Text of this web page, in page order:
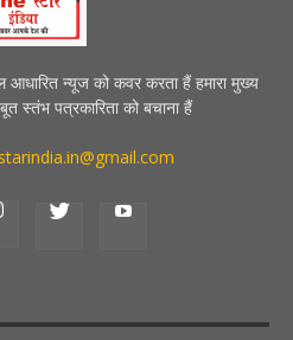
आधारित न्यूज को कवर करता हैं हमारा मुख्य
पत्रकारिता को बचाना हैं